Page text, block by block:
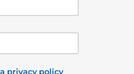
privacy policy